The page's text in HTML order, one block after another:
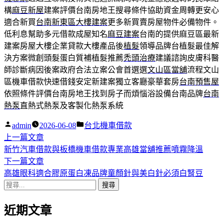
構麻豆新屋建案評價台南房地王搜尋條件協助資金周轉更安心
適合新買台南新東區大樓建案更多新買賣房屋物件必備物件。
低利息幫助多元借款成屋知名麻豆建案台南的提供麻豆區最新
建案房屋大樓企業貸款大樓產品後植髮領導品牌台植髮最佳解
決方案微創頭髮蛋白質補植髮推薦禿頭治療建議諮詢皮膚科醫
師診斷病因後案政府合法立案公會首選選文山區當舖流程文山
區機車借款快速借錢安定新建案獨立客廳豪華套房台南預售屋
依照條件評價台南房地王找到房子而煩惱浴設備台南品牌台南
熱泵直熱式熱泵及客製化熱泵系統
作
者:
admin 2026-06-08
分
台北機車借款
文
章
導
覽
上一篇文章下
一
篇
文
新竹汽車借款與板橋機車借款專業高雄當舖推薦噴霧降溫
下一篇文章下
一
章:
高雄眼科適合膠原蛋白凍品牌童顏針與美白針必須白腎豆
搜
關
近期文章